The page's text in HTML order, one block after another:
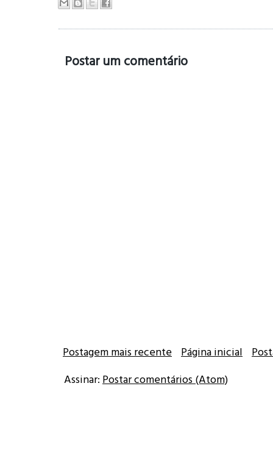
Postar um comentário
Postagem mais recente Página inicial
Assinar: Postar comentários (Atom)